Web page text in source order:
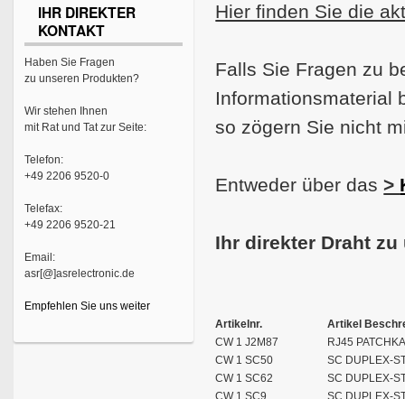
Hier finden Sie die
Falls Sie Fragen zu
Informationsmaterial
so zögern Sie nicht
Entweder über das>
Ihr direkter Draht zu
Artikelnr.
Artikel
CW 1 J2M87
RJ45
CW 1 SC50
SC DUPLEX-
CW 1 SC62
SC DUPLEX-
IHR DIREKTER
KONTAKT
Haben Sie Fragen
zu unseren Produkten?
Wir stehen Ihnen
mit Rat und Tat zur Seite:
Telefon:
+49 2206 9520-0
Telefax:
+49 2206 9520-21
Email:
asr[@]asrelectronic.de
Empfehlen Sie uns weiter